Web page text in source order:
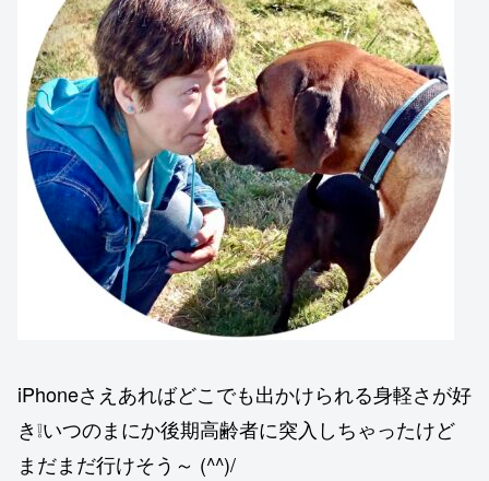
iPhoneさえあればどこでも出かけられる身軽さが好
き❕いつのまにか後期高齢者に突入しちゃったけど
まだまだ行けそう～ (^^)/